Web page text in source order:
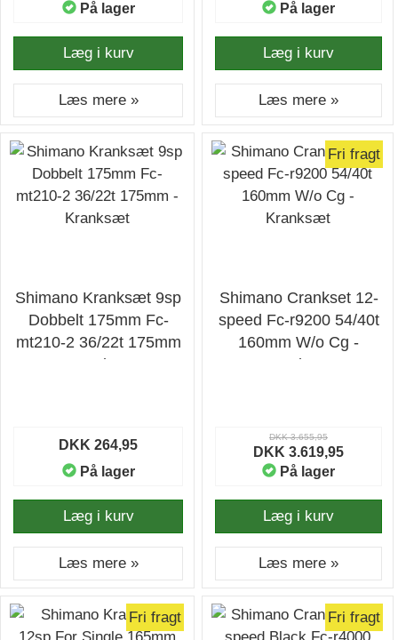
På lager
Læg i kurv
Læs mere »
På lager
Læg i kurv
Læs mere »
Shimano Kranksæt 9sp
Dobbelt 175mm Fc-
mt210-2 36/22t 175mm
- Kranksæt
DKK 264,95
På lager
Læg i kurv
Læs mere »
Fri fragt
Shimano Crankset 12-
speed Fc-r9200 54/40t
160mm W/o Cg -
Kranksæt
DKK 3.655,95
DKK 3.619,95
På lager
Læg i kurv
Læs mere »
Fri fragt Fri fragt